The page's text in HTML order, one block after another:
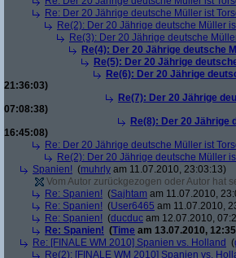
Re: Der 20 Jährige deutsche Müller ist
Re(2): Der 20 Jährige deutsche Müller
Re(3): Der 20 Jährige deutsche
Re(4): Der 20 Jährige deutsche
Re(5): Der 20 Jährige
Re(6): Der 20 Jährige
21:36:03)
Re(7): Der 20 Jährige
07:08:38)
Re(8): Der 20 Jährige
16:45:08)
Re: Der 20 Jährige deutsche Müller ist
Re(2): Der 20 Jährige deutsche Müller
Spanien! (muhrly am 11.07.2010, 23:03:13)
Vom Autor zurückgezogen oder Autor hat
Re: Spanien! (Sajhtam am 11.07.2010,
Re: Spanien! (User6465 am 11.07.2010,
Re: Spanien! (ducduc am 12.07.2010,
Re: Spanien! (Time am 13.07.2010,
Re: [FINALE WM 2010] Spanien vs. Holland (
Re(2): [FINALE WM 2010] Spanien vs.